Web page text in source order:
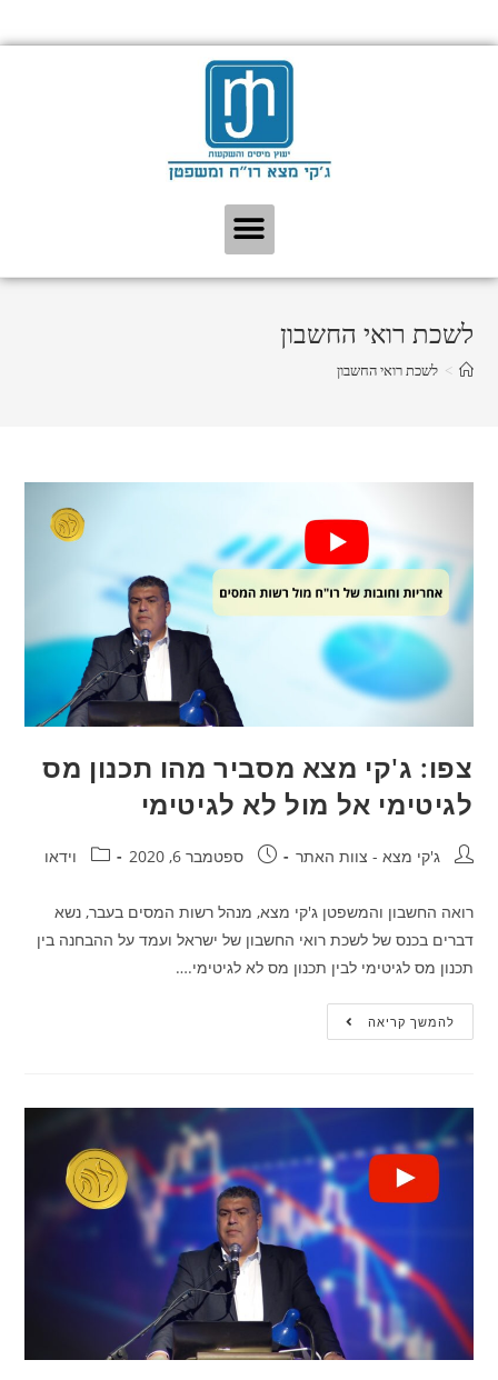
לשכת רואי החשבון
> לשכת רואי החשבון
צפו: ג'קי מצא מסביר מהו תכנון מס
לגיטימי אל מול לא לגיטימי
ג'קי מצא - צוות האתר ספטמבר 6, 2020 וידאו
רואה החשבון והמשפטן ג'קי מצא, מנהל רשות המסים בעבר, נשא
דברים בכנס של לשכת רואי החשבון של ישראל ועמד על ההבחנה בין
תכנון מס לגיטימי לבין תכנון מס לא לגיטימי.…
להמשך קריאה